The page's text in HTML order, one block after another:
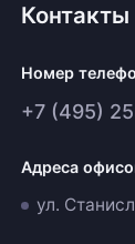
Контакты
Номер
+7 (495)
Адреса
ул.